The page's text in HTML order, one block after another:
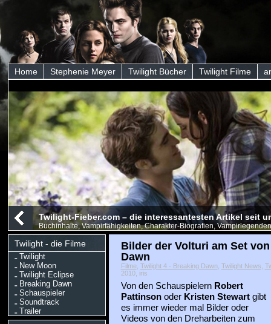
Home Stephenie Meyer Twilight Bücher Twilight Filme
Twilight-Fieber.com – die interessantesten Artikel seit
Buchinhalte, Vampirfähigkeiten, Charakter-Biografien,
Twilight - die Filme
Twilight
New Moon
Twilight Eclipse
Breaking Dawn
Schauspieler
Soundtrack
Trailer
Bilder der Volturi am Set
Dawn
Filme, Twilight 4 - Breaking Dawn, Twilight News
2010, iris
Von den Schauspielern Robert
Pattinsonoder Kristen Stewartgibt
es immer wieder mal Bilder oder
Videos von den Dreharbeiten zum